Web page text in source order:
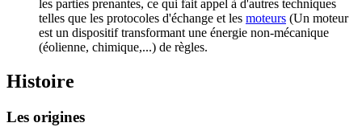
les parties prenantes, ce qui fait appel à d'autres techniques
telles que les protocoles d'échange et les moteurs (Un moteur
est un dispositif transformant une énergie non-mécanique
(éolienne, chimique,...) de règles.
Histoire
Les origines